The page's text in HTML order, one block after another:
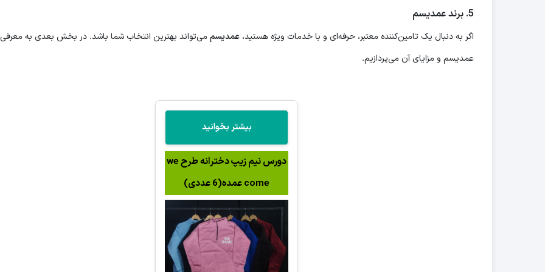
5. برند عمدیسم
اگر به دنبال یک تامین‌کننده معتبر، حرفه‌ای و با خدمات ویژه هستید، عمدیسم می‌تواند بهترین انتخاب شما باشد. در بخش بعدی به
عمدیسم و مزایای آن می‌پردازیم.
بیشتر بخوانید
دورس نیم زیپ دخترانه طرح we
come عمده(6 عددی)